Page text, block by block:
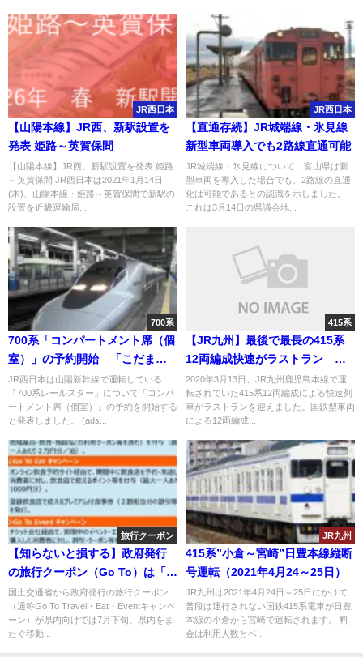
JR西日本
【山陽本線】JR西、新駅設置を
発表 姫路～英賀保間
【山陽本線】JR西、新駅設置を発表 姫路
～英賀保間 JR西日本は2021年1月14日
(木)、山陽本線・姫路～英賀保間で新駅の
設置を近畿運輸局...
JR西日本
【直通存続】JR城端線・氷見線
新型車両導入でも2路線直通可能
JR城端線・氷見線について、富山県は新
型車両を導入した場合でも、2路線の直通
化は可能であるとの認識を示しました。
これは3月14日の県議会地...
700系
700系「コンパートメント席（個
室）」の予約開始 「こだまレ
ールスター」のみ設定へ
JR西日本は山陽新幹線で運転している
「700系レールスター」について「コンパ
ートメント席（個室）」の予約を開始する
と発表しました。 (ads...
415系
【JR九州】最後で最長の415系
12両編成快速がラストラン さ
よなら放送も
2020年3月13日、JR九州鹿児島本線で運
転されていた415系12両編成による快速列
車がラストランを迎えました。国鉄型車両
による12両編成...
旅行クーポン
【知らないと損する】政府発行
の旅行クーポン（Go To）は「個
人旅行」には適用されない？！
宿泊施設・飲食店・輸送機関は
実は恩恵を受けない？
国土交通省から政府発行の旅行クーポン
（通称Go To Travel・Eat・Eventキャンペ
ーン）が県内向けでは7月下旬、県内をま
たぐ移動...
JR九州
415系”小倉～宮崎”日豊本線縦断
号運転（2021年4月24～25日）
JR九州は2021年4月24日～25日にかけて
普段は運行されない国鉄415系電車が日豊
本線の小倉から宮崎で運転されます。 料
金は利用人数とベ...